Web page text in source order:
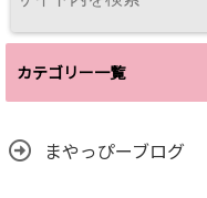
カテゴリー一覧
まやっぴーブログ